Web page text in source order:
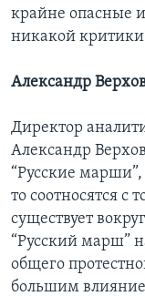
крайне опасные
никакой
Александр
Директор
Александр
“Русские
то соотносятся с
существует
“Русский марш”
общего
большим